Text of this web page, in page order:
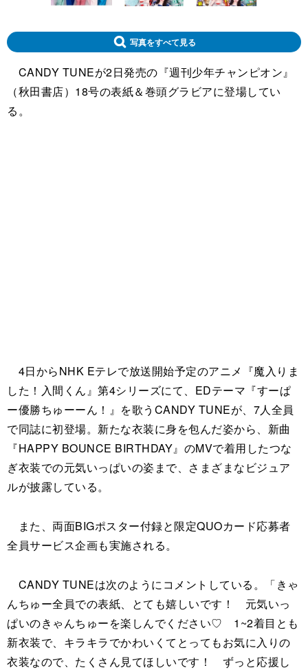
写真をすべて見る
CANDY TUNEが2日発売の『週刊少年チャンピオン』
（秋田書店）18号の表紙＆巻頭グラビアに登場してい
る。
4日からNHK Eテレで放送開始予定のアニメ『魔入りま
した！入間くん』第4シリーズにて、EDテーマ『すーぱ
ー優勝ちゅーーん！』を歌うCANDY TUNEが、7人全員
で同誌に初登場。新たな衣装に身を包んだ姿から、新曲
『HAPPY BOUNCE BIRTHDAY』のMVで着用したつな
ぎ衣装での元気いっぱいの姿まで、さまざまなビジュア
ルが披露している。
また、両面BIGポスター付録と限定QUOカード応募者
全員サービス企画も実施される。
CANDY TUNEは次のようにコメントしている。「きゃ
んちゅー全員での表紙、とても嬉しいです！ 元気いっ
ぱいのきゃんちゅーを楽しんでください♡ 1~2着目とも
新衣装で、キラキラでかわいくてとってもお気に入りの
衣装なので、たくさん見てほしいです！ ずっと応援し